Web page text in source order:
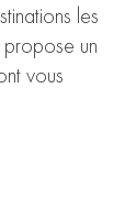
les
un
vous